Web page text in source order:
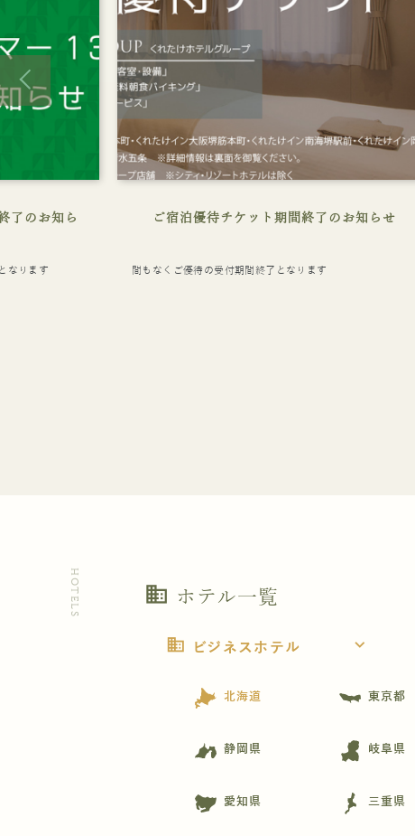
了のお知ら
なります
ご宿泊優待チケット期間終了のお知らせ
間もなくご優待の受付期間終了となります
HOTELS business ホテル一覧
business ビジネスホテル expand_more
北海道 東京都
静岡県 岐阜県
愛知県 三重県